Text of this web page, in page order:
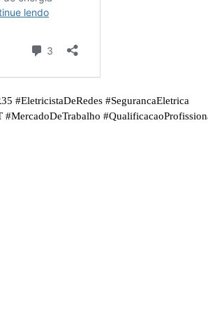
#EletricistaDeRedes #SegurancaEletrica
#MercadoDeTrabalho